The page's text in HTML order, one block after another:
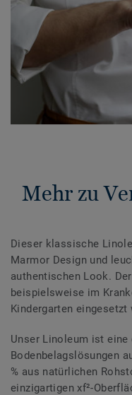
Mehr zu
Dieser klassische
Marmor Design und
authentischen Look.
beispielsweise im
Kindergarten eingesetzt
Unser Linoleum ist
Bodenbelagslösungen
% aus natürlichen
einzigartigen xf²-